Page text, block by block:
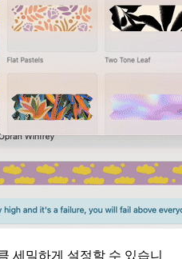
세밀하게 설정할 수 있습니